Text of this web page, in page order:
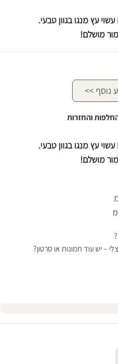
עץ מנגו בגוון טבעי.
מושלם!
נוסף >>
והחזרות
עץ מנגו בגוון טבעי.
מושלם!
– יש עוד תמונות או סרטון?